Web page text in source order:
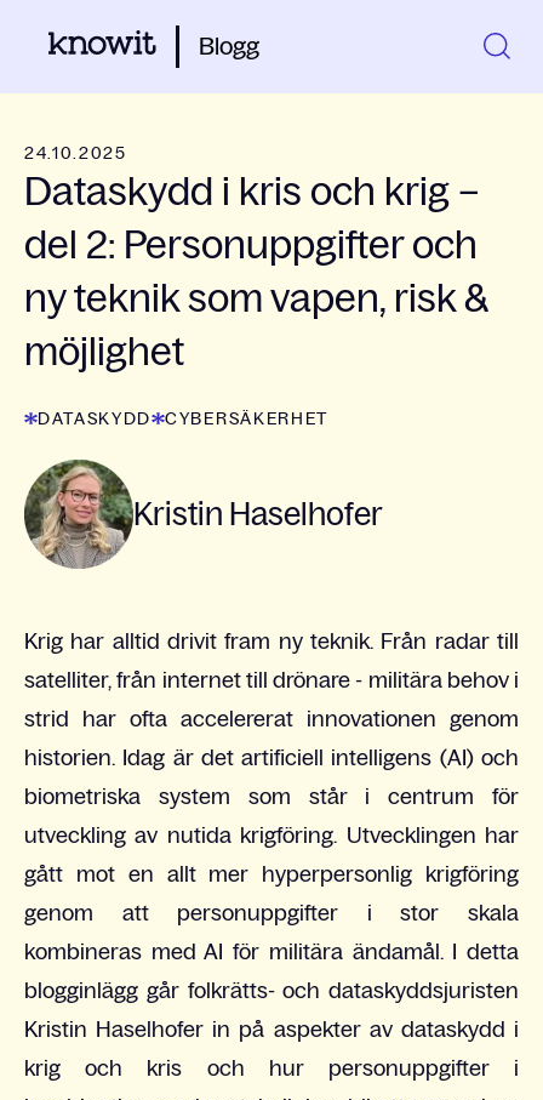
Blogg
24.10.2025
Dataskydd i kris och krig –
del 2: Personuppgifter och
ny teknik som vapen, risk &
möjlighet
DATASKYDD CYBERSÄKERHET
Kristin Haselhofer
Krig har alltid drivit fram ny teknik. Från radar till
satelliter, från internet till drönare - militära behov i
strid har ofta accelererat innovationen genom
historien. Idag är det artificiell intelligens (AI) och
biometriska system som står i centrum för
utveckling av nutida krigföring. Utvecklingen har
gått mot en allt mer hyperpersonlig krigföring
genom att personuppgifter i stor skala
kombineras med AI för militära ändamål. I detta
blogginlägg går folkrätts- och dataskyddsjuristen
Kristin Haselhofer in på aspekter av dataskydd i
krig och kris och hur personuppgifter i